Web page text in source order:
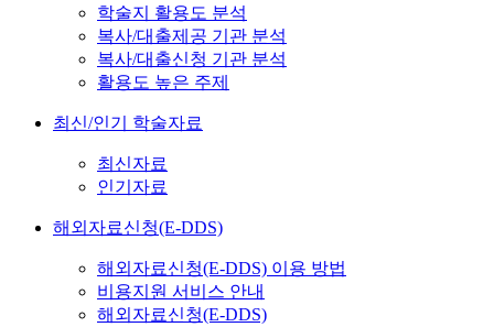
학술지 활용도 분석
복사/대출제공 기관 분석
복사/대출신청 기관 분석
활용도 높은 주제
최신/인기 학술자료
최신자료
인기자료
해외자료신청(E-DDS)
해외자료신청(E-DDS) 이용 방법
비용지원 서비스 안내
해외자료신청(E-DDS)